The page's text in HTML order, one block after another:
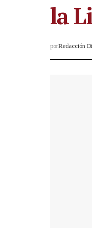
la
porRedacción